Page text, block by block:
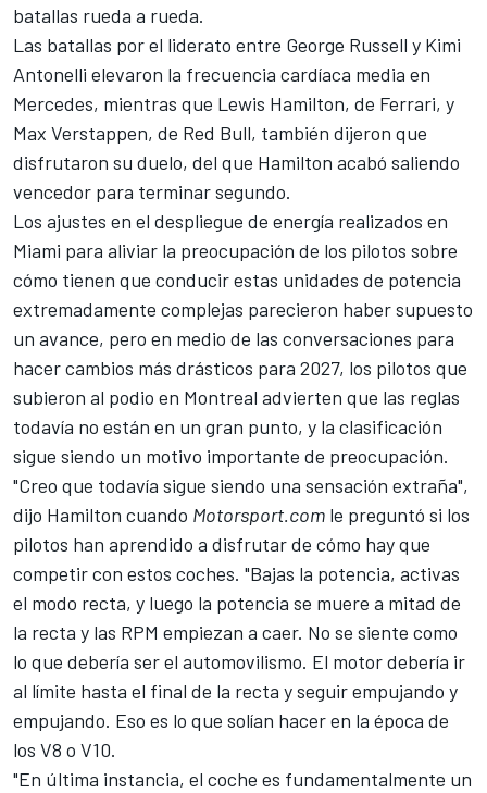
batallas rueda a rueda.
Las batallas por el liderato entre George Russell y Kimi
Antonelli elevaron la frecuencia cardíaca media en
Mercedes, mientras que Lewis Hamilton, de Ferrari, y
Max Verstappen, de Red Bull, también dijeron que
disfrutaron su duelo, del que Hamilton acabó saliendo
vencedor para terminar segundo.
Los ajustes en el despliegue de energía realizados en
Miami para aliviar la preocupación de los pilotos sobre
cómo tienen que conducir estas unidades de potencia
extremadamente complejas parecieron haber supuesto
un avance, pero en medio de las conversaciones para
hacer cambios más drásticos para 2027, los pilotos que
subieron al podio en Montreal advierten que las reglas
todavía no están en un gran punto, y la clasificación
sigue siendo un motivo importante de preocupación.
"Creo que todavía sigue siendo una sensación extraña",
dijo Hamilton cuando Motorsport.com le preguntó si los
pilotos han aprendido a disfrutar de cómo hay que
competir con estos coches. "Bajas la potencia, activas
el modo recta, y luego la potencia se muere a mitad de
la recta y las RPM empiezan a caer. No se siente como
lo que debería ser el automovilismo. El motor debería ir
al límite hasta el final de la recta y seguir empujando y
empujando. Eso es lo que solían hacer en la época de
los V8 o V10.
"En última instancia, el coche es fundamentalmente un